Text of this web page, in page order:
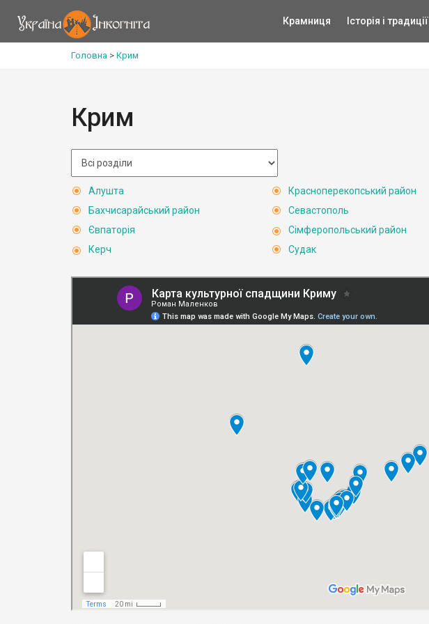
Крамниця Історія і традиції
Головна > Крим
Крим
Алушта
Бахчисарайський район
Євпаторія
Керч
Красноперекопський район
Севастополь
Сімферопольський район
Судак